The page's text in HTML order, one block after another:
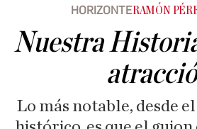
HORIZONTERAMÓN
Nuestra
Lo más notable, desde